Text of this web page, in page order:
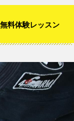
無料体験レッスン